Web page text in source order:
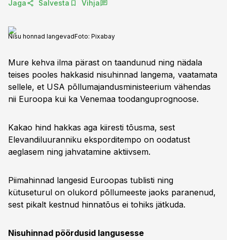
Jaga Salvesta Vihja
Nisu honnad langevadFoto: Pixabay
Mure kehva ilma pärast on taandunud ning nädala
teises pooles hakkasid nisuhinnad langema, vaatamata
sellele, et USA põllumajandusministeerium vähendas
nii Euroopa kui ka Venemaa toodanguprognoose.
Kakao hind hakkas aga kiiresti tõusma, sest
Elevandiluuranniku eksporditempo on oodatust
aeglasem ning jahvatamine aktiivsem.
Piimahinnad langesid Euroopas tublisti ning
kütuseturul on olukord põllumeeste jaoks paranenud,
sest pikalt kestnud hinnatõus ei tohiks jätkuda.
Nisuhinnad pöördusid langusesse